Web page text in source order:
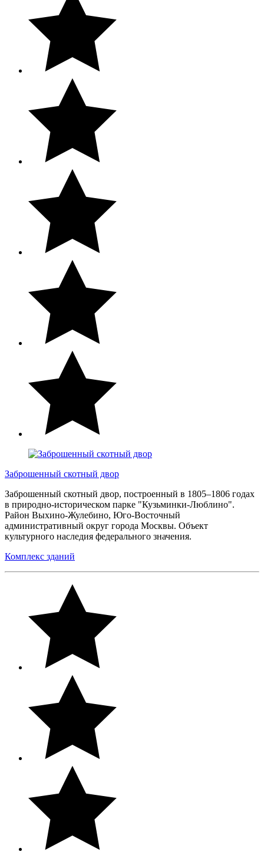
Заброшенный скотный двор
Заброшенный скотный двор, построенный в 1805–1806 годах
в природно-историческом парке "Кузьминки-Люблино".
Район Выхино-Жулебино, Юго-Восточный
административный округ города Москвы. Объект
культурного наследия федерального значения.
Комплекс зданий